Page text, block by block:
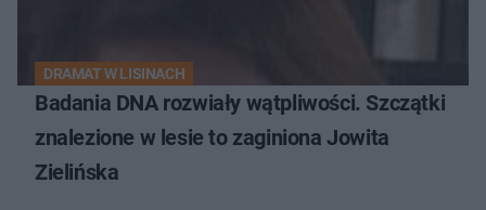
DRAMAT W LISINACH
Badania DNA rozwiały wątpliwości. Szczątki
znalezione w lesie to zaginiona Jowita
Zielińska